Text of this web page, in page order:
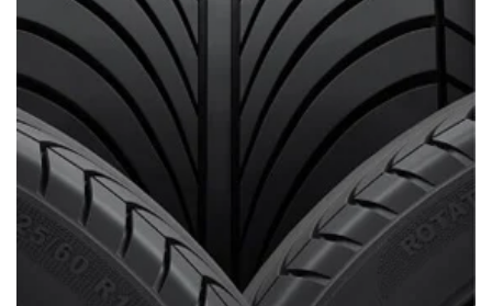
3/ Chế độ bảo hành:
Sản phẩm được bảo
hành 18 tháng(Hàng có sẵn tại
Xưởng Ô tô Sinh Cần Thơ)